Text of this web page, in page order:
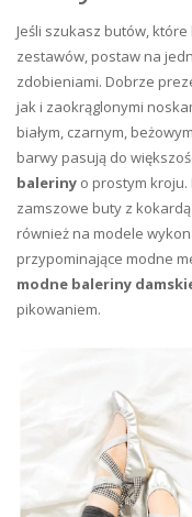
Jeśli szukasz butów,
zestawów, postaw na
zdobieniami. Dobrze
jak i zaokrąglonymi
białym, czarnym,
barwy pasują do
baleriny o prostym
zamszowe buty z
również na modele
przypominające modne
modne baleriny
pikowaniem.